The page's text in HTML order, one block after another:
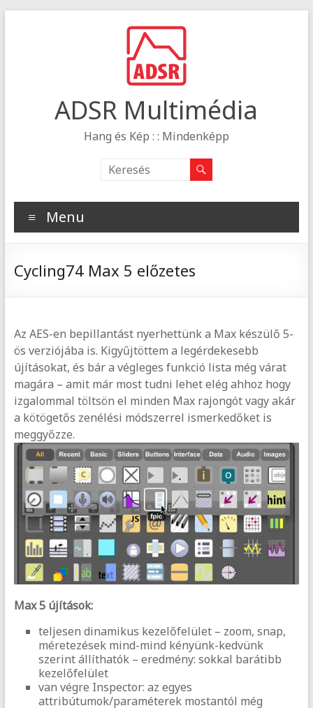
ADSR Multimédia
Hang és Kép : : Mindenképp
Menu
Cycling74 Max 5 előzetes
Az AES-en bepillantást nyerhettünk a Max készülő 5-
ös verziójába is. Kigyűjtöttem a legérdekesebb
újításokat, és bár a végleges funkció lista még várat
magára – amit már most tudni lehet elég ahhoz hogy
izgalommal töltsön el minden Max rajongót vagy akár
a kötögetős zenélési módszerrel ismerkedőket is
meggyőzze.
Max 5 újítások:
teljesen dinamikus kezelőfelület – zoom, snap,
méretezések mind-mind kényünk-kedvünk
szerint állíthatók – eredmény: sokkal barátibb
kezelőfelület
van végre Inspector: az egyes
attribútumok/paraméterek mostantól még